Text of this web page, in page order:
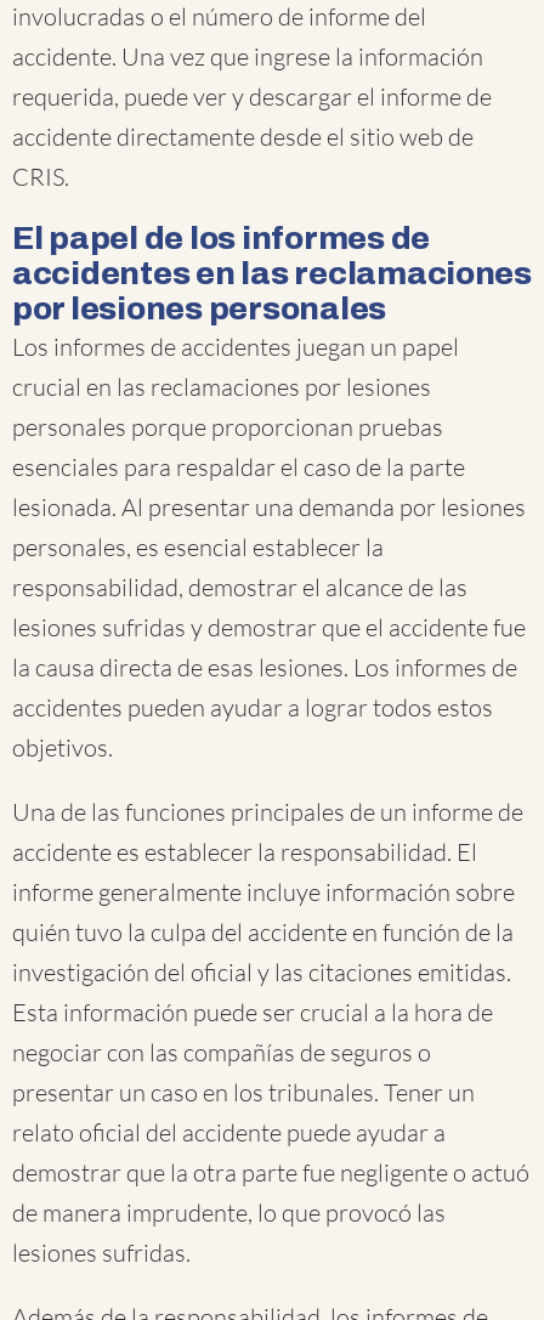
involucradas o el número de informe del
accidente. Una vez que ingrese la información
requerida, puede ver y descargar el informe de
accidente directamente desde el sitio web de
CRIS.
El papel de los informes de
accidentes en las reclamaciones
por lesiones personales
Los informes de accidentes juegan un papel
crucial en las reclamaciones por lesiones
personales porque proporcionan pruebas
esenciales para respaldar el caso de la parte
lesionada. Al presentar una demanda por lesiones
personales, es esencial establecer la
responsabilidad, demostrar el alcance de las
lesiones sufridas y demostrar que el accidente fue
la causa directa de esas lesiones. Los informes de
accidentes pueden ayudar a lograr todos estos
objetivos.
Una de las funciones principales de un informe de
accidente es establecer la responsabilidad. El
informe generalmente incluye información sobre
quién tuvo la culpa del accidente en función de la
investigación del oficial y las citaciones emitidas.
Esta información puede ser crucial a la hora de
negociar con las compañías de seguros o
presentar un caso en los tribunales. Tener un
relato oficial del accidente puede ayudar a
demostrar que la otra parte fue negligente o actuó
de manera imprudente, lo que provocó las
lesiones sufridas.